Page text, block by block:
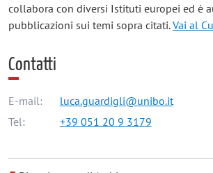
collabora con diversi Istituti europei ed è
pubblicazioni sui temi sopra citati.Vai al
Contatti
E-mail:
luca.guardigli@unibo.it
Tel:
+39 051 20 9 3179